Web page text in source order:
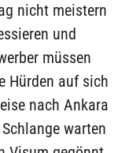
nicht meistern
und
müssen
Hürden auf sich
nach Ankara
warten